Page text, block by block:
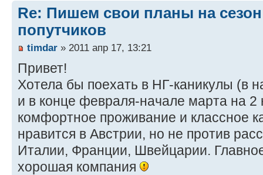
Re: Пишем свои планы на сезон
попутчиков
timdar » 2011 апр 17, 13:21
Привет!
Хотела бы поехать в НГ-каникулы (в
и в конце февраля-начале марта на 2
комфортное проживание и классное
нравится в Австрии, но не против
Италии, Франции, Швейцарии.
хорошая компания